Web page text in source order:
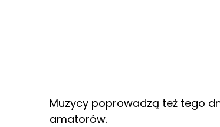
Muzycy poprowadzą też tego
amatorów.